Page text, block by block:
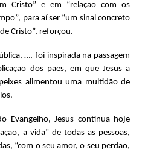
Cristo” e em “relação com os
para aí ser “um sinal concreto
Cristo”, reforçou.
…, foi inspirada na passagem
dos pães, em que Jesus a
alimentou uma multidão de
Evangelho, Jesus continua hoje
a vida” de todas as pessoas,
“com o seu amor, o seu perdão,